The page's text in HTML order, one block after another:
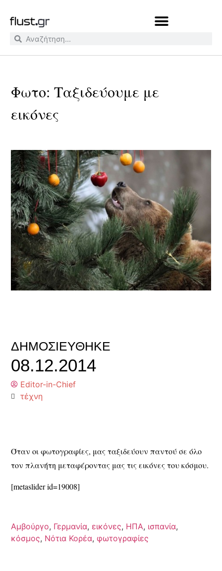
Φωτο: Ταξιδεύουμε με
εικόνες
ΔΗΜΟΣΙΕΎΘΗΚΕ
08.12.2014
Editor-in-Chief
τέχνη
Όταν οι φωτογραφίες, μας ταξιδεύουν παντού σε όλο
τον πλανήτη μεταφέροντας μας τις εικόνες του κόσμου.
[metaslider id=19008]
Αμβούργο, Γερμανία, εικόνες, ΗΠΑ, ισπανία,
κόσμος, Νότια Κορέα,φωτογραφίες